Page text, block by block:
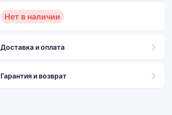
Нет в наличии
Доставка и оплата
Гарантия и возврат